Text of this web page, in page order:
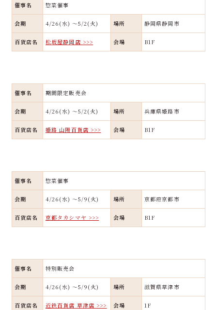
催事名 惣菜催事
会期 4/26(水) ～5/2(火) 場所 静岡県静岡市
百貨店名 松坂屋静岡店 >>> 会場 B1F
催事名 期間限定販売会
会期 4/26(水) ～5/2(火) 場所 兵庫県姫路市
百貨店名 姫路 山陽百貨店 >>> 会場 B1F
催事名 惣菜催事
会期 4/26(水) ～5/9(火) 場所 京都府京都市
百貨店名 京都タカシマヤ >>> 会場 B1F
催事名 特別販売会
会期 4/26(水) ～5/9(火) 場所 滋賀県草津市
百貨店名 近鉄百貨店 草津店 >>> 会場 1F